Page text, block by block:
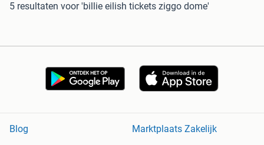
5 resultaten voor 'billie eilish tickets ziggo dome'
Blog
Marktplaats Zakelijk